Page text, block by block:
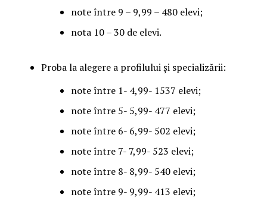
note între 9 – 9,99 – 480 elevi;
nota 10 – 30 de elevi.
Proba la alegere a profilului și specializării:
note între 1- 4,99- 1537 elevi;
note între 5- 5,99- 477 elevi;
note între 6- 6,99- 502 elevi;
note între 7- 7,99- 523 elevi;
note între 8- 8,99- 540 elevi;
note între 9- 9,99- 413 elevi;